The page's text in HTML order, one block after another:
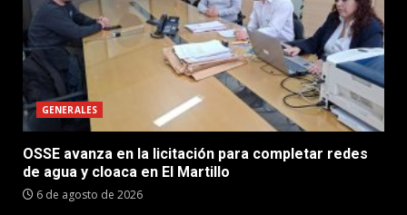
GENERALES
OSSE avanza en la licitación para completar redes
de agua y cloaca en El Martillo
6 de agosto de 2026